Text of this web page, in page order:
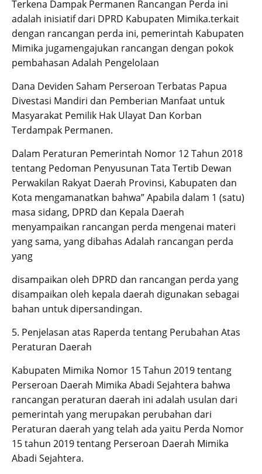
Terkena Dampak Permanen Rancangan Perda ini
adalah inisiatif dari DPRD Kabupaten Mimika.terkait
dengan rancangan perda ini, pemerintah Kabupaten
Mimika jugamengajukan rancangan dengan pokok
pembahasan Adalah Pengelolaan
Dana Deviden Saham Perseroan Terbatas Papua
Divestasi Mandiri dan Pemberian Manfaat untuk
Masyarakat Pemilik Hak Ulayat Dan Korban
Terdampak Permanen.
Dalam Peraturan Pemerintah Nomor 12 Tahun 2018
tentang Pedoman Penyusunan Tata Tertib Dewan
Perwakilan Rakyat Daerah Provinsi, Kabupaten dan
Kota mengamanatkan bahwa” Apabila dalam 1 (satu)
masa sidang, DPRD dan Kepala Daerah
menyampaikan rancangan perda mengenai materi
yang sama, yang dibahas Adalah rancangan perda
yang
disampaikan oleh DPRD dan rancangan perda yang
disampaikan oleh kepala daerah digunakan sebagai
bahan untuk dipersandingan.
5. Penjelasan atas Raperda tentang Perubahan Atas
Peraturan Daerah
Kabupaten Mimika Nomor 15 Tahun 2019 tentang
Perseroan Daerah Mimika Abadi Sejahtera bahwa
rancangan peraturan daerah ini adalah usulan dari
pemerintah yang merupakan perubahan dari
Peraturan daerah yang telah ada yaitu Perda Nomor
15 tahun 2019 tentang Perseroan Daerah Mimika
Abadi Sejahtera.